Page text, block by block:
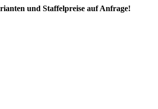
und Staffelpreise auf Anfrage!